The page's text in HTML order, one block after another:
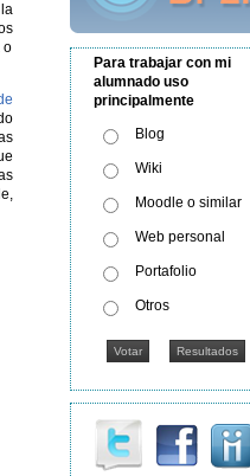
o
Para trabajar con mi
alumnado uso
principalmente
Blog
Wiki
Moodle o similar
Web personal
Portafolio
Otros